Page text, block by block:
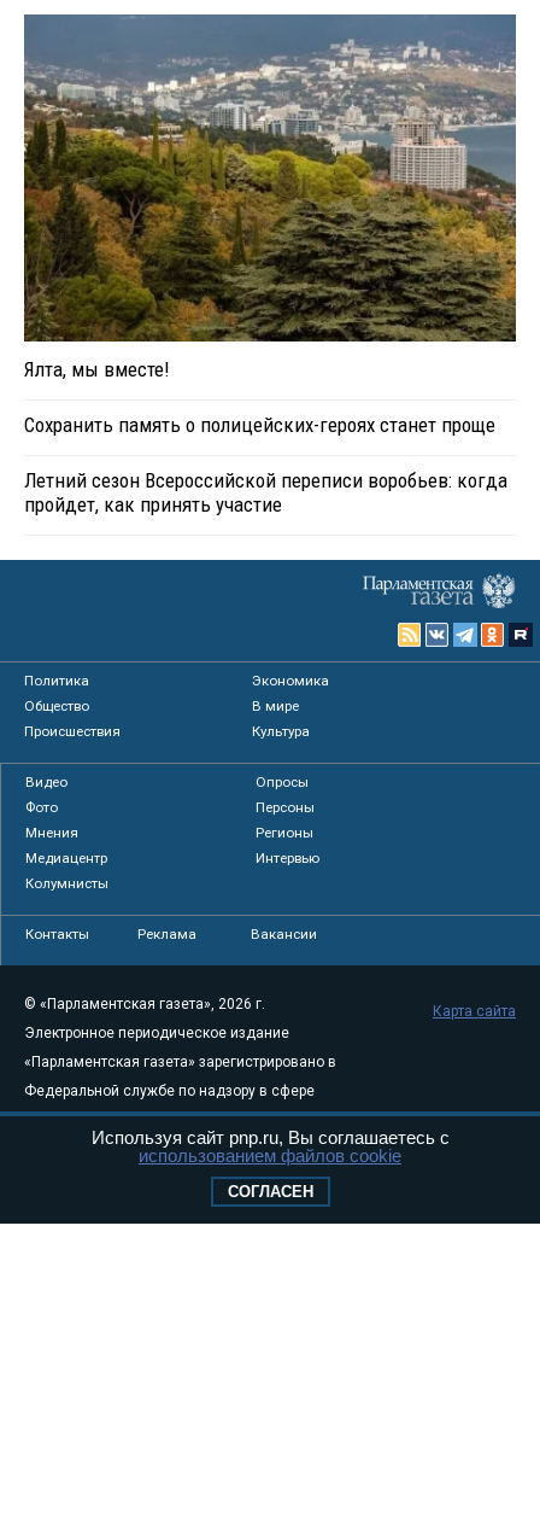
Ялта, мы вместе!
Сохранить память о полицейских-героях станет проще
Летний сезон Всероссийской переписи воробьев: когда
пройдет, как принять участие
Политика
Экономика
Общество
В мире
Происшествия
Культура
Видео
Опросы
Фото
Персоны
Мнения
Регионы
Медиацентр
Интервью
Колумнисты
Контакты Реклама Вакансии
© «Парламентская газета», 2026 г.
Электронное периодическое издание
«Парламентская газета» зарегистрировано в
Федеральной службе по надзору в сфере
связи, информационных технологий и
массовых коммуникаций (Роскомнадзор) 05
Свидетельство о регистрации Эл № ФС77-
Карта сайта
Используя сайт pnp.ru, Вы соглашаетесь с
использованием файлов cookie
СОГЛАСЕН